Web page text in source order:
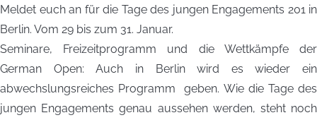
Meldet euch an für die Tage des jungen Engagements 201 in
Berlin. Vom 29 bis zum 31. Januar.
Seminare, Freizeitprogramm und die Wettkämpfe der
German Open: Auch in Berlin wird es wieder ein
abwechslungsreiches Programm geben. Wie die Tage des
jungen Engagements genau aussehen werden, steht noch